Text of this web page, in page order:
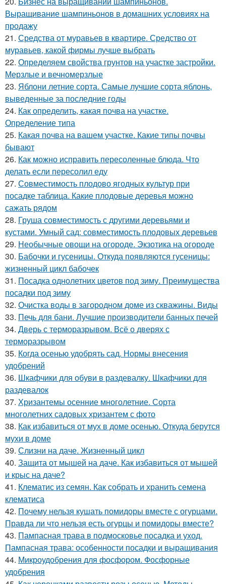
Выращивание шампиньонов в домашних условиях на
продажу
21. Средства от муравьев в квартире. Средство от
муравьев, какой фирмы лучше выбрать
22. Определяем свойства грунтов на участке застройки.
Мерзлые и вечномерзлые
23. Яблони летние сорта. Самые лучшие сорта яблонь,
выведенные за последние годы
24. Как определить, какая почва на участке.
Определение типа
25. Какая почва на вашем участке. Какие типы почвы
бывают
26. Как можно исправить пересоленные блюда. Что
делать если пересолил еду
27. Совместимость плодово ягодных культур при
посадке таблица. Какие плодовые деревья можно
сажать рядом
28. Груша совместимость с другими деревьями и
кустами. Умный сад: совместимость плодовых деревьев
29. Необычные овощи на огороде. Экзотика на огороде
30. Бабочки и гусеницы. Откуда появляются гусеницы:
жизненный цикл бабочек
31. Посадка однолетних цветов под зиму. Преимущества
посадки под зиму
32. Очистка воды в загородном доме из скважины. Виды
33. Печь для бани. Лучшие производители банных печей
34. Дверь с терморазрывом. Всё о дверях с
терморазрывом
35. Когда осенью удобрять сад. Нормы внесения
удобрений
36. Шкафчики для обуви в раздевалку. Шкафчики для
раздевалок
37. Хризантемы осенние многолетние. Сорта
многолетних садовых хризантем с фото
38. Как избавиться от мух в доме осенью. Откуда берутся
мухи в доме
39. Слизни на даче. Жизненный цикл
40. Защита от мышей на даче. Как избавиться от мышей
и крыс на даче?
41. Клематис из семян. Как собрать и хранить семена
клематиса
42. Почему нельзя кушать помидоры вместе с огурцами.
Правда ли что нельзя есть огурцы и помидоры вместе?
43. Пампасная трава в подмосковье посадка и уход.
Пампасная трава: особенности посадки и выращивания
44. Микроудобрения для фосфором. Фосфорные
удобрения